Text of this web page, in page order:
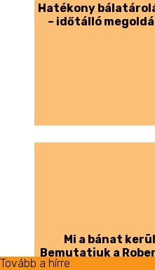
Tovább a hírre
Tovább a hírre
Tovább a hírre
Tovább a hírre
Tovább a hírre
Tovább a hírre
Hatékony
– időtálló
Tovább a hírre
Mi a bánat
Bemutatjuk a
Tovább a hírre
Tovább a hírre
Tovább a hírre
Tovább a hírre
Tovább a hírre
Tovább a hírre
Tovább a hírre
Tovább a hírre